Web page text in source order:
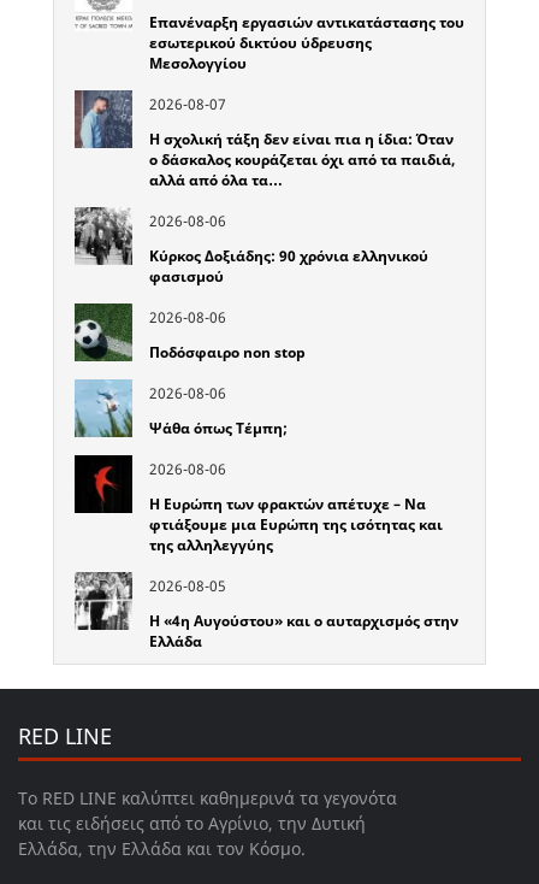
Επανέναρξη εργασιών αντικατάστασης του
εσωτερικού δικτύου ύδρευσης
Μεσολογγίου
2026-08-07
Η σχολική τάξη δεν είναι πια η ίδια: Όταν
ο δάσκαλος κουράζεται όχι από τα παιδιά,
αλλά από όλα τα…
2026-08-06
Κύρκος Δοξιάδης: 90 χρόνια ελληνικού
φασισμού
2026-08-06
Ποδόσφαιρο non stop
2026-08-06
Ψάθα όπως Τέμπη;
2026-08-06
Η Ευρώπη των φρακτών απέτυχε – Να
φτιάξουμε μια Ευρώπη της ισότητας και
της αλληλεγγύης
2026-08-05
Η «4η Αυγούστου» και ο αυταρχισμός στην
Ελλάδα
RED LINE
Το RED LINE καλύπτει καθημερινά τα γεγονότα
και τις ειδήσεις από το Αγρίνιο, την Δυτική
Ελλάδα, την Ελλάδα και τον Κόσμο.